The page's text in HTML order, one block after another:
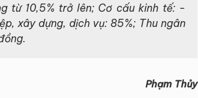
từ 10,5% trở lên; Cơ cấu kinh tế: -
xây dựng, dịch vụ: 85%; Thu ngân
Phạm Thủy